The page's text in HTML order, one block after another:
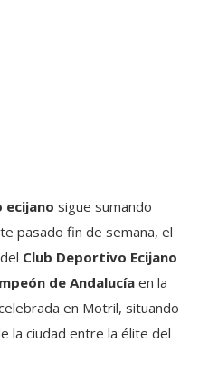
sigue sumando
pasado fin de semana, el
Club Deportivo Ecijano
de Andalucíaen la
en Motril, situando
la ciudad entre la élite del